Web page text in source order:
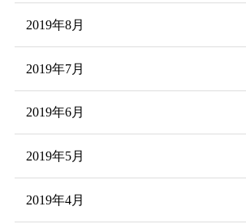
2019年8月
2019年7月
2019年6月
2019年5月
2019年4月